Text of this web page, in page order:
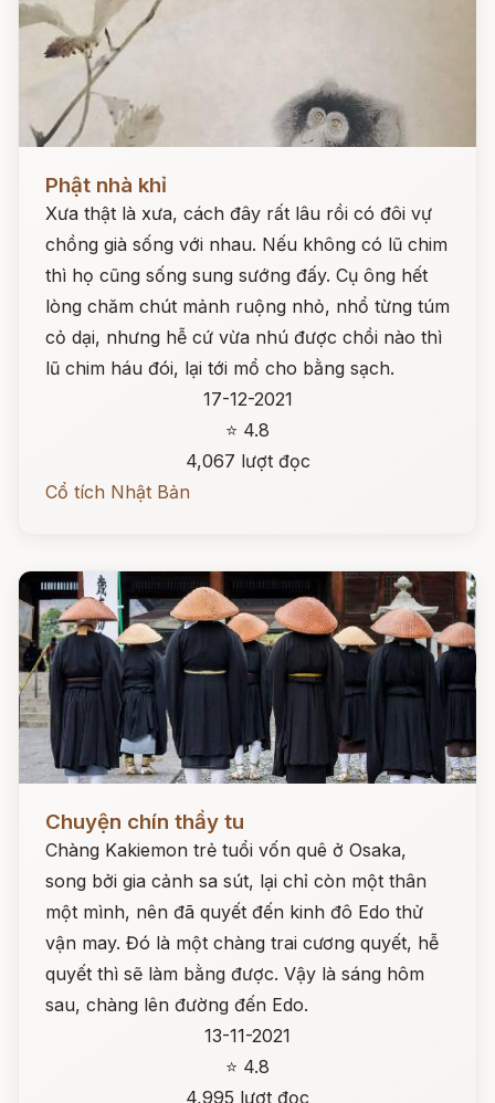
Phật nhà khỉ
Xưa thật là xưa, cách đây rất lâu rồi có đôi vự
chồng già sống với nhau. Nếu không có lũ chim
thì họ cũng sống sung sướng đấy. Cụ ông hết
lòng chăm chút mảnh ruộng nhỏ, nhổ từng túm
cỏ dại, nhưng hễ cứ vừa nhú được chồi nào thì
lũ chim háu đói, lại tới mổ cho bằng sạch.
17-12-2021
⭐ 4.8
4,067 lượt đọc
Cổ tích Nhật Bản
Chuyện chín thầy tu
Chàng Kakiemon trẻ tuổi vốn quê ở Osaka,
song bởi gia cảnh sa sút, lại chỉ còn một thân
một mình, nên đã quyết đến kinh đô Edo thử
vận may. Đó là một chàng trai cương quyết, hễ
quyết thì sẽ làm bằng được. Vậy là sáng hôm
sau, chàng lên đường đến Edo.
13-11-2021
⭐ 4.8
4,995 lượt đọc